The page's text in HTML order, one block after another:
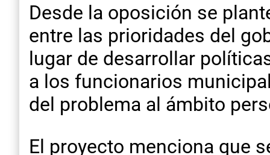
Desde la oposición se
entre las prioridades del
lugar de desarrollar
a los funcionarios
del problema al ámbito
El proyecto menciona que